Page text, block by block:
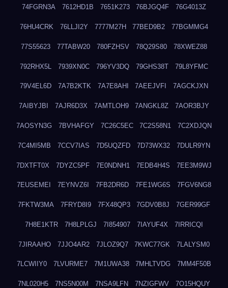
74FGRN3A 7612HD1B 7651K273 76BJGQ4F 76G4013Z
76HU4CRK 76LLJI2Y 7777M27H 77BED9B2 77BGMMG4
77S55623 77TABW20 780FZHSV 78Q29S80 78XWEZ88
792RHX5L 7939XN0C 796YV3DQ 79GHS38T 79L8YFMC
79V4EL6D 7A7B2KTK 7A7E8AHI 7AEEJVFI 7AGCKJXN
7AIBYJBI 7AJR6D3X 7AMTLOH9 7ANGKL8Z 7AOR3BJY
7AOSYN3G 7BVHAFGY 7C26C5EC 7C2S58N1 7C2XDJQN
7C4MI5MB 7CCV7IAS 7D5UQZFD 7D73WX32 7DULR9YN
7DXTFT0X 7DYZC5PF 7E0NDNH1 7EDB4H4S 7EE3M9WJ
7EUSEMEI 7EYNVZ6I 7FB2DR6D 7FE1WG6S 7FGV6NG8
7FKTW3MA 7FRYD8I9 7FX48QP3 7GDV0B8J 7GER99GF
7H8E1KTR 7H8LPLGJ 7I854907 7IAYUF4X 7IRRICQI
7JIRAAHO 7JJO4AR2 7JLOZ9Q7 7KWC77GK 7LALYSM0
7LCWIIY0 7LVURME7 7M1UWA38 7MHLTVDG 7MM4F50B
7NL020H5 7NS5N00M 7NSA9LFN 7NZIGFWV 7O15HQUY